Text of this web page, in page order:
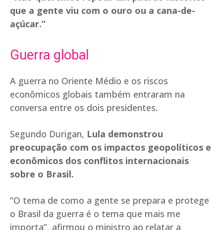
que a gente viu com o ouro ou a cana-de-
açúcar.”
Guerra global
A guerra no Oriente Médio e os riscos
econômicos globais também entraram na
conversa entre os dois presidentes.
Segundo Durigan, Lula demonstrou
preocupação com os impactos geopolíticos e
econômicos dos conflitos internacionais
sobre o Brasil.
“O tema de como a gente se prepara e protege
o Brasil da guerra é o tema que mais me
importa”, afirmou o ministro ao relatar a